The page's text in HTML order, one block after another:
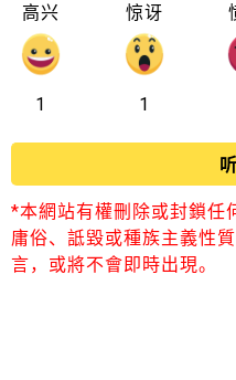
高兴
1
惊讶
1
*本網站有權刪除或封鎖任
庸俗、詆毀或種族主義性
言，或將不會即時出現。